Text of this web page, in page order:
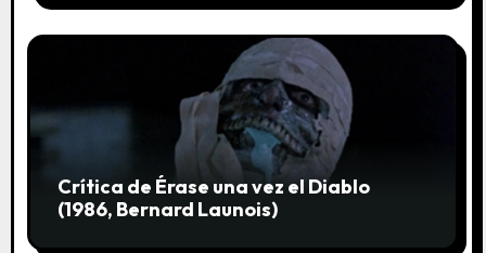
d
s
Crítica de Érase una vez el Diablo
(1986, Bernard Launois)